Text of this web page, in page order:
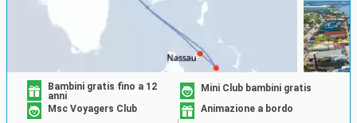
Bambini gratis fino a 12
anni
Mini Club bambini gratis
Msc Voyagers Club
Animazione a bordo